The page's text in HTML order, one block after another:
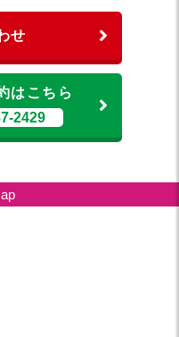
せ
はこちら
2429